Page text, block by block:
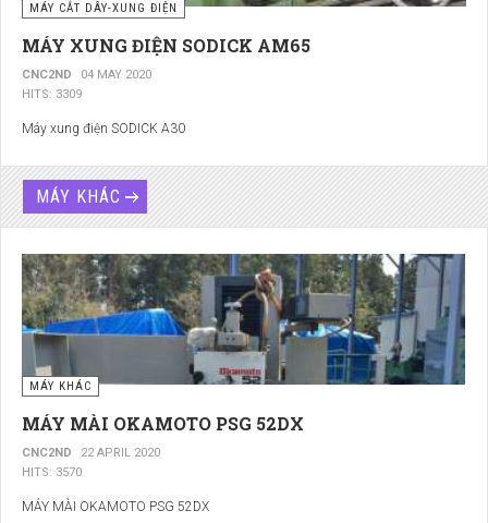
MÁY CẮT DÂY-XUNG ĐIỆN
MÁY XUNG ĐIỆN SODICK AM65
CNC2ND
04 MAY 2020
HITS: 3309
Máy xung điện SODICK A30
MÁY KHÁC
MÁY KHÁC
MÁY MÀI OKAMOTO PSG 52DX
CNC2ND
22 APRIL 2020
HITS: 3570
MÁY MÀI OKAMOTO PSG 52DX